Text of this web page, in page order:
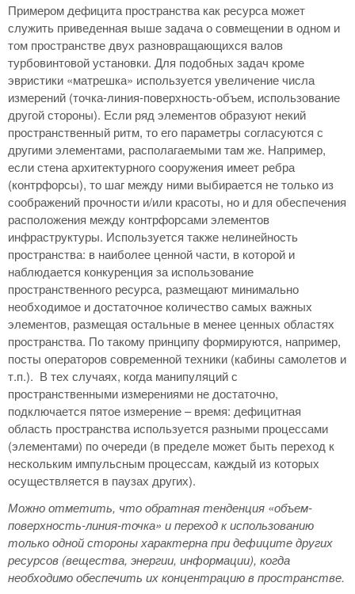
Примером дефицита пространства как ресурса может
служить приведенная выше задача о совмещении в одном и
том пространстве двух разновращающихся валов
турбовинтовой установки. Для подобных задач кроме
эвристики «матрешка» используется увеличение числа
измерений (точка-линия-поверхность-объем, использование
другой стороны). Если ряд элементов образуют некий
пространственный ритм, то его параметры согласуются с
другими элементами, располагаемыми там же. Например,
если стена архитектурного сооружения имеет ребра
(контрфорсы), то шаг между ними выбирается не только из
соображений прочности и/или красоты, но и для обеспечения
расположения между контрфорсами элементов
инфраструктуры. Используется также нелинейность
пространства: в наиболее ценной части, в которой и
наблюдается конкуренция за использование
пространственного ресурса, размещают минимально
необходимое и достаточное количество самых важных
элементов, размещая остальные в менее ценных областях
пространства. По такому принципу формируются, например,
посты операторов современной техники (кабины самолетов и
т.п.). В тех случаях, когда манипуляций с
пространственными измерениями не достаточно,
подключается пятое измерение – время: дефицитная
область пространства используется разными процессами
(элементами) по очереди (в пределе может быть переход к
нескольким импульсным процессам, каждый из которых
осуществляется в паузах других).
Можно отметить, что обратная тенденция «объем-
поверхность-линия-точка» и переход к использованию
только одной стороны характерна при дефиците других
ресурсов (вещества, энергии, информации), когда
необходимо обеспечить ихконцентрацию в пространстве.